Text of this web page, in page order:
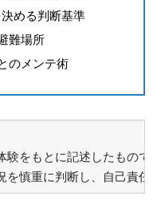
める判断基準
難場所
のメンテ術
験をもとに記述したもので
を慎重に判断し、自己責任